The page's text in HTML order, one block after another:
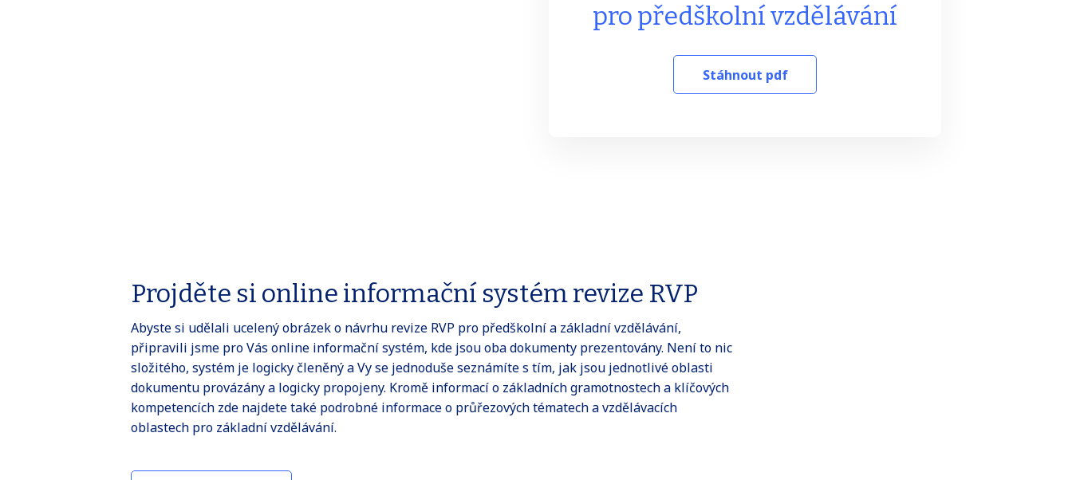
pro předškolní vzdělávání
Stáhnout pdf
Projděte si online informační systém revize RVP
Abyste si udělali ucelený obrázek o návrhu revize RVP pro předškolní a základní vzdělávání,
připravili jsme pro Vás online informační systém, kde jsou oba dokumenty prezentovány. Není to nic
složitého, systém je logicky členěný a Vy se jednoduše seznámíte s tím, jak jsou jednotlivé oblasti
dokumentu provázány a logicky propojeny. Kromě informací o základních gramotnostech a klíčových
kompetencích zde najdete také podrobné informace o průřezových tématech a vzdělávacích
oblastech pro základní vzdělávání.